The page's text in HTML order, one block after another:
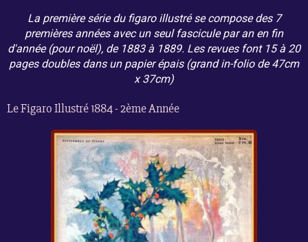
La première série du figaro illustré se compose des 7
premières années avec un seul fascicule par an en fin
d'année (pour noël), de 1883 à 1889. Les revues font 15 à 20
pages doubles dans un papier épais (grand in-folio de 47cm
x 37cm)
Le Figaro Illustré 1884 - 2ème Année